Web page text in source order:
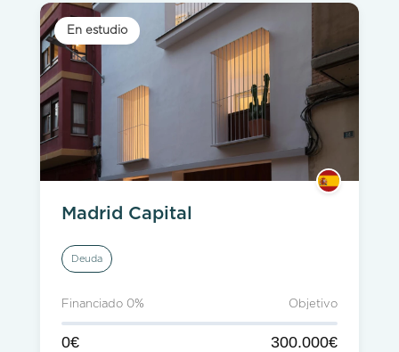
En estudio
Madrid Capital
Deuda
Financiado 0% Objetivo
0€ 300.000€